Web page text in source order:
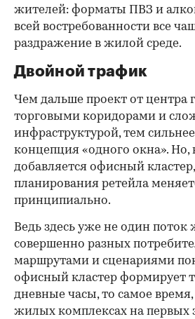
жителей: форматы ПВЗ и
всей востребованности все
раздражение в жилой среде.
Двойной трафик
Чем дальше проект от центра
торговыми коридорами и
инфраструктурой, тем
концепция «одного окна». Но,
добавляется офисный
планирования ретейла
принципиально.
Ведь здесь уже не один поток
совершенно разных
маршрутами и сценариями
офисный кластер формирует
дневные часы, то самое время,
жилых комплексах на первых